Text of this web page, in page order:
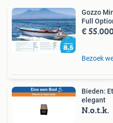
Gozzo
Full
€
Bezoek
Bieden:
elegant
N.o.t.k.